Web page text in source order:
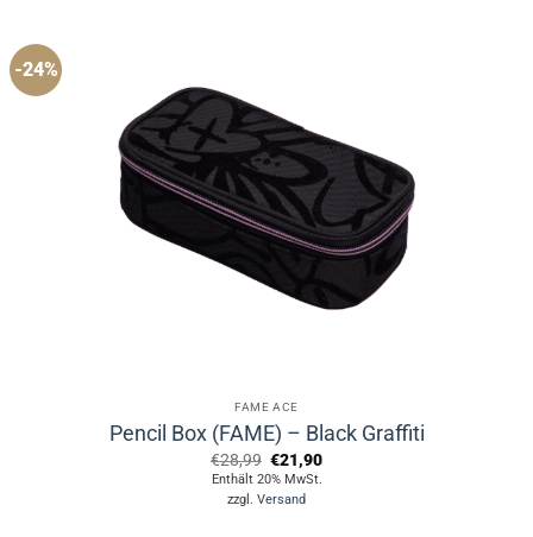
-24%
FAME ACE
Pencil Box (FAME) – Black Graffiti
€28,99 Ursprünglicher
Preis
war:
€28,99
€21,90Aktueller
Enthält 20% MwSt.
zzgl. Versand